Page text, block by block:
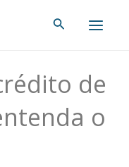
Pesquisar
de
o